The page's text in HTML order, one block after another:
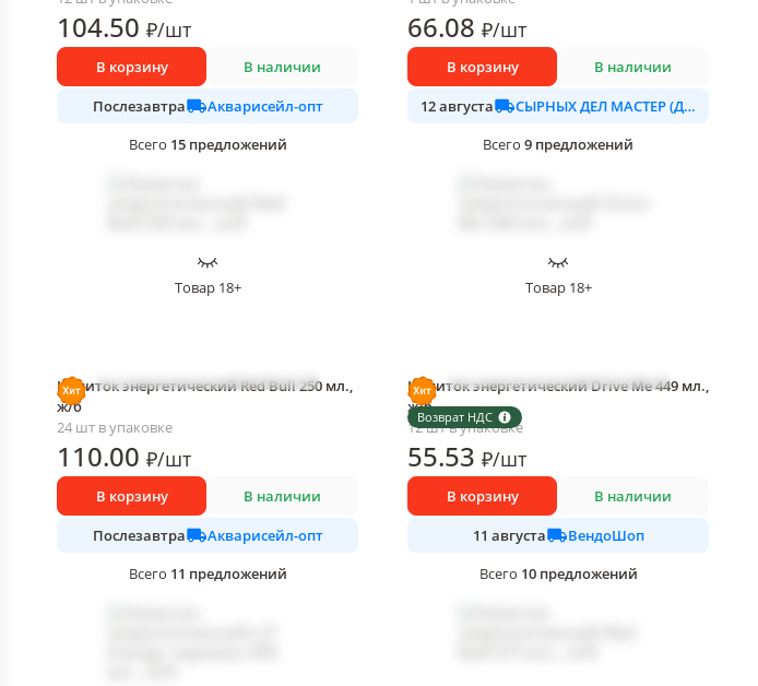
104.50 ₽/шт
В корзину В наличии
Послезавтра
Акварисейл-опт
Всего 15 предложений
66.08 ₽/шт
В корзину В наличии
12 августа
СЫРНЫХ ДЕЛ МАСТЕР (ДАЛИМО)
Всего 9 предложений
Товар 18+
Напиток энергетический Red Bull 250 мл.,
ж/б
24 шт в упаковке
110.00 ₽/шт
В корзину В наличии
Послезавтра
Акварисейл-опт
Всего 11 предложений
Товар 18+
Возврат НДС
Напиток энергетический Drive Me 449 мл.,
ж/б
12 шт в упаковке
55.53 ₽/шт
В корзину В наличии
11 августа
ВендоШоп
Всего 10 предложений